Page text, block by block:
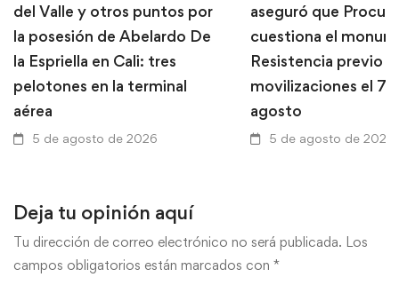
del Valle y otros puntos por
la posesión de Abelardo De
la Espriella en Cali: tres
pelotones en la terminal
aérea
5 de agosto de 2026
aseguró que
cuestiona el
Resistencia previo a
movilizaciones el 7
agosto
5 de agosto de 2026
Deja tu opinión aquí
Tu dirección de correo electrónico no será publicada. Los
campos obligatorios están marcados con *